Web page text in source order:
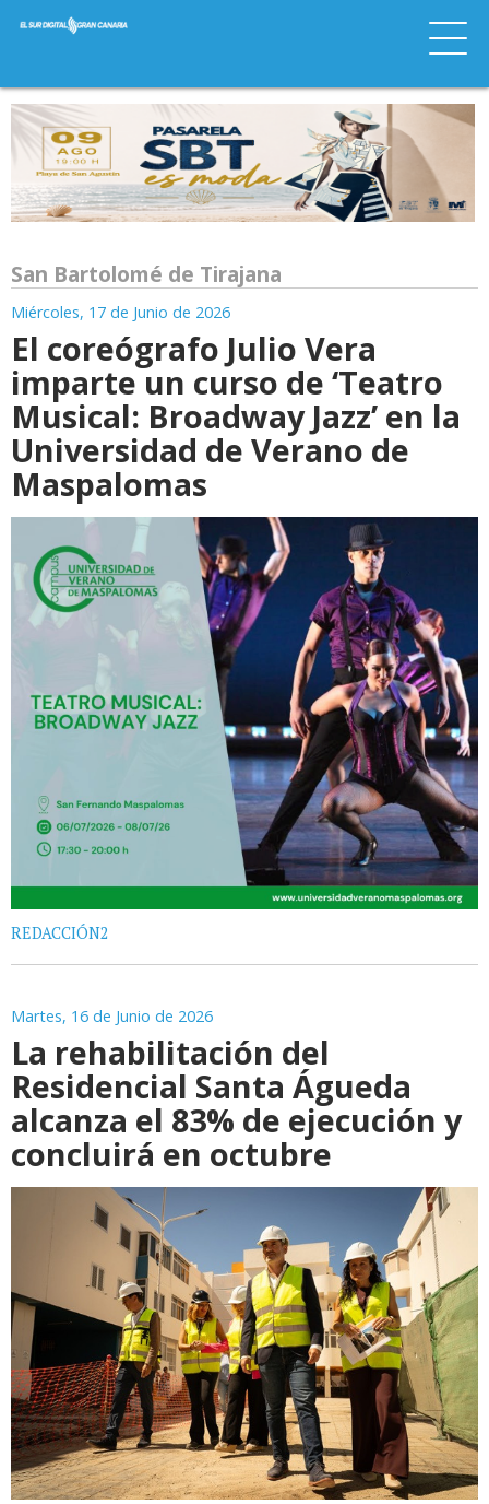
San Bartolomé de Tirajana
Miércoles, 17 de Junio de 2026
El coreógrafo Julio Vera
imparte un curso de ‘Teatro
Musical: Broadway Jazz’ en la
Universidad de Verano de
Maspalomas
REDACCIÓN2
Martes, 16 de Junio de 2026
La rehabilitación del
Residencial Santa Águeda
alcanza el 83% de ejecución y
concluirá en octubre